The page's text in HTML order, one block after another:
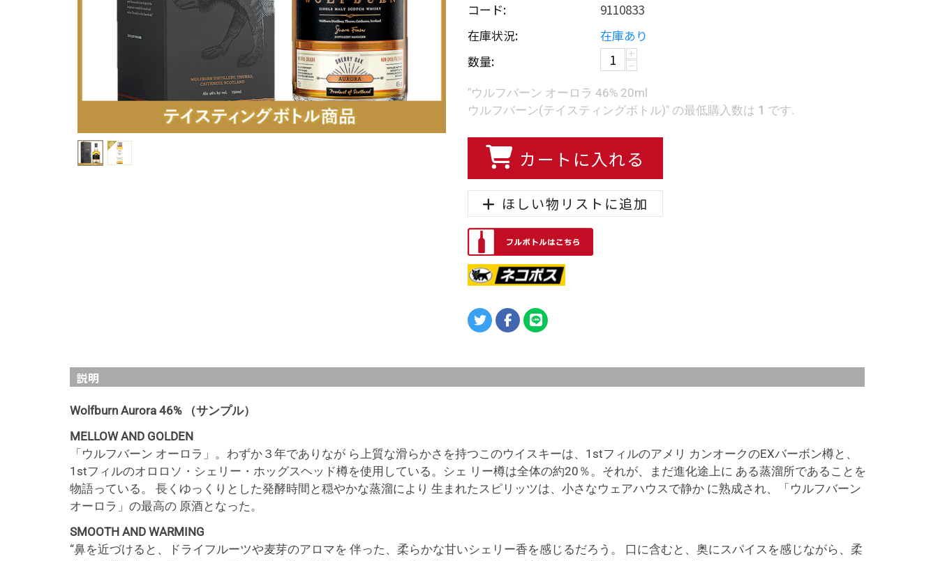
コード:
9110833
在庫状況:
在庫あり
数量:
+
−
"ウルフバーン オーロラ 46% 20ml
ウルフバーン(テイスティングボトル)" の最低購入数は 1 です.
カートに入れる
ほしい物リストに追加
説明
Wolfburn Aurora 46% （サンプル）
MELLOW AND GOLDEN
「ウルフバーン オーロラ」。わずか３年でありなが ら上質な滑らかさを持つこのウイスキーは、1stフィルのアメリ カンオークのEXバーボン樽と、
1stフィルのオロロソ・シェリー・ホッグスヘッド樽を使用している。シェ リー樽は全体の約20％。それが、まだ進化途上に ある蒸溜所であることを
物語っている。 長くゆっくりとした発酵時間と穏やかな蒸溜により 生まれたスピリッツは、小さなウェアハウスで静か に熟成され、「ウルフバーン
オーロラ」の最高の 原酒となった。
SMOOTH AND WARMING
“鼻を近づけると、ドライフルーツや麦芽のアロマを 伴った、柔らかな甘いシェリー香を感じるだろう。 口に含むと、奥にスパイスを感じながら、柔